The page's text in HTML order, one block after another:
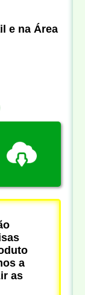
e na Área
a
as